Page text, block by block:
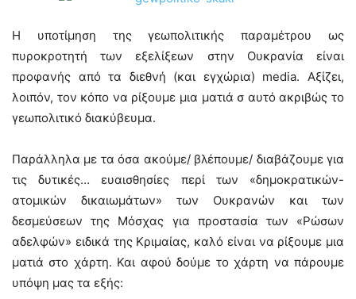
Η υποτίμηση της γεωπολιτικής παραμέτρου ως
πυροκροτητή των εξελίξεων στην Ουκρανία είναι
προφανής από τα διεθνή (και εγχώρια) media. Αξίζει,
λοιπόν, τον κόπο να ρίξουμε μια ματιά σ αυτό ακριβώς το
γεωπολιτικό διακύβευμα.
Παράλληλα με τα όσα ακούμε/ βλέπουμε/ διαβάζουμε για
τις δυτικές… ευαισθησίες περί των «δημοκρατικών-
ατομικών δικαιωμάτων» των Ουκρανών και των
δεσμεύσεων της Μόσχας για προστασία των «Ρώσων
αδελφών» ειδικά της Κριμαίας, καλό είναι να ρίξουμε μια
ματιά στο χάρτη. Και αφού δούμε το χάρτη να πάρουμε
υπόψη μας τα εξής: